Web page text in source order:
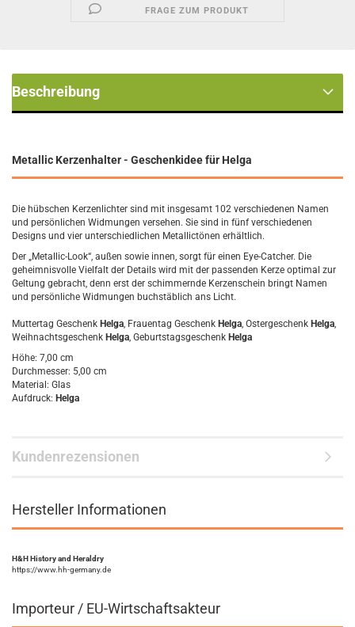
FRAGE ZUM PRODUKT
Beschreibung
Metallic Kerzenhalter - Geschenkidee für Helga
Die hübschen Kerzenlichter sind mit insgesamt 102 verschiedenen Namen
und persönlichen Widmungen versehen. Sie sind in fünf verschiedenen
Designs und vier unterschiedlichen Metallictönen erhältlich.
Der „Metallic-Look“, außen sowie innen, sorgt für einen Eye-Catcher. Die
geheimnisvolle Vielfalt der Details wird mit der passenden Kerze optimal zur
Geltung gebracht, denn erst der schimmernde Kerzenschein bringt Namen
und persönliche Widmungen buchstäblich ans Licht.
Muttertag Geschenk Helga, Frauentag Geschenk Helga, Ostergeschenk Helga,
Weihnachtsgeschenk Helga, Geburtstagsgeschenk Helga
Höhe: 7,00 cm
Durchmesser: 5,00 cm
Material: Glas
Aufdruck: Helga
Kundenrezensionen
Hersteller Informationen
H&H History and Heraldry
https://www.hh-germany.de
Importeur / EU-Wirtschaftsakteur